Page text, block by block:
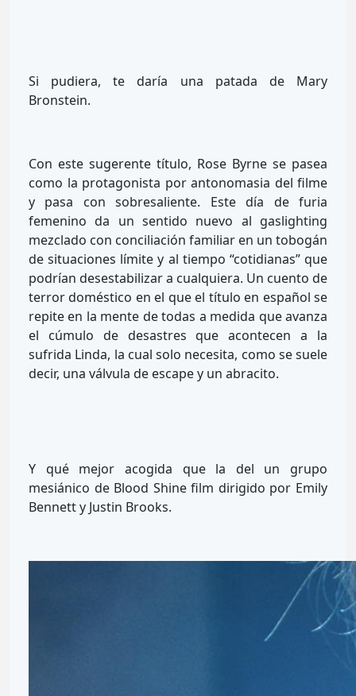
Si pudiera, te daría una patada de Mary
Bronstein.
Con este sugerente título, Rose Byrne se pasea
como la protagonista por antonomasia del filme
y pasa con sobresaliente. Este día de furia
femenino da un sentido nuevo al gaslighting
mezclado con conciliación familiar en un tobogán
de situaciones límite y al tiempo “cotidianas” que
podrían desestabilizar a cualquiera. Un cuento de
terror doméstico en el que el título en español se
repite en la mente de todas a medida que avanza
el cúmulo de desastres que acontecen a la
sufrida Linda, la cual solo necesita, como se suele
decir, una válvula de escape y un abracito.
Y qué mejor acogida que la del un grupo
mesiánico de Blood Shine film dirigido por Emily
Bennett y Justin Brooks.